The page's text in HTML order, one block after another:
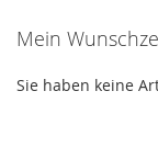
Mein
Sie haben keine